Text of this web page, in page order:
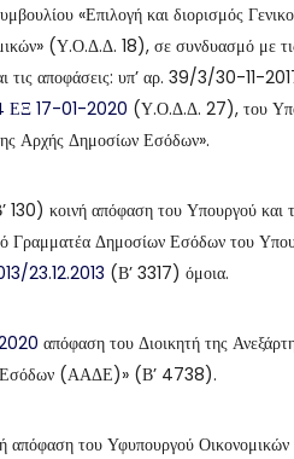
«Επιλογή και διορισμός
(Υ.Ο.Δ.Δ. 18), σε συνδυασμό με
τις αποφάσεις: υπ’ αρ. 39/3/30-11-
ΕΞ 17-01-2020 (Υ.Ο.Δ.Δ. 27), του
Αρχής Δημοσίων Εσόδων».
130) κοινή απόφαση του Υπουργού και
Γραμματέα Δημοσίων Εσόδων του
23.12.2013 (Β’ 3317) όμοια.
απόφαση του Διοικητή της
Εσόδων (ΑΑΔΕ)» (Β’ 4738).
απόφαση του Υφυπουργού